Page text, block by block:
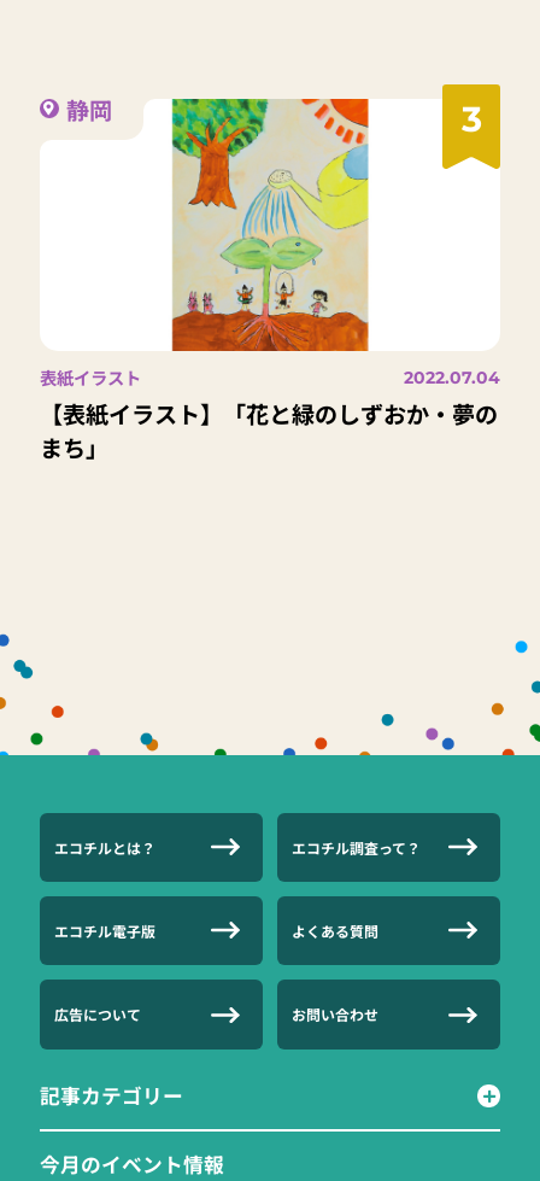
3
静岡
表紙イラスト 2022.07.04
【表紙イラスト】「花と緑のしずおか・夢の
まち」
エコチルとは？ エコチル調査って？
エコチル電子版 よくある質問
広告について お問い合わせ
記事カテゴリー
今月のイベント情報